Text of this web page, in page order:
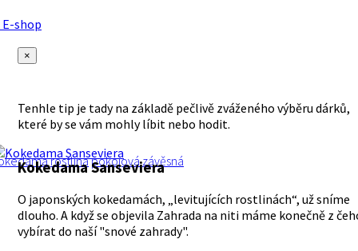
shop
×
Tenhle tip je tady na základě pečlivě zváženého výběru dárků,
které by se vám mohly líbit nebo hodit.
rostlinapokojová závěsná
Kokedama Sanseviera
O japonských kokedamách, „levitujících rostlinách“, už sníme
dlouho. A když se objevila Zahrada na niti máme konečně z
vybírat do naší "snové zahrady".